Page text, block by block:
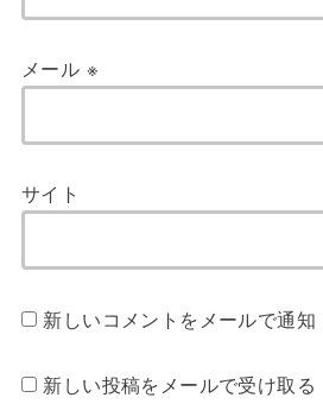
メール ※
サイト
新しいコメントをメールで通知
新しい投稿をメールで受け取る